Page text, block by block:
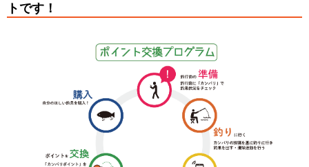
トです！